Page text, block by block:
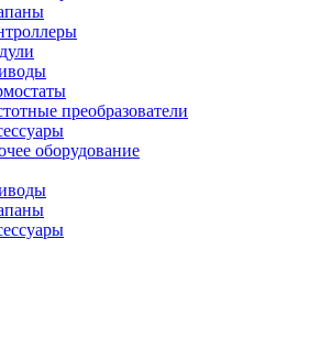
преобразователи
оборудование